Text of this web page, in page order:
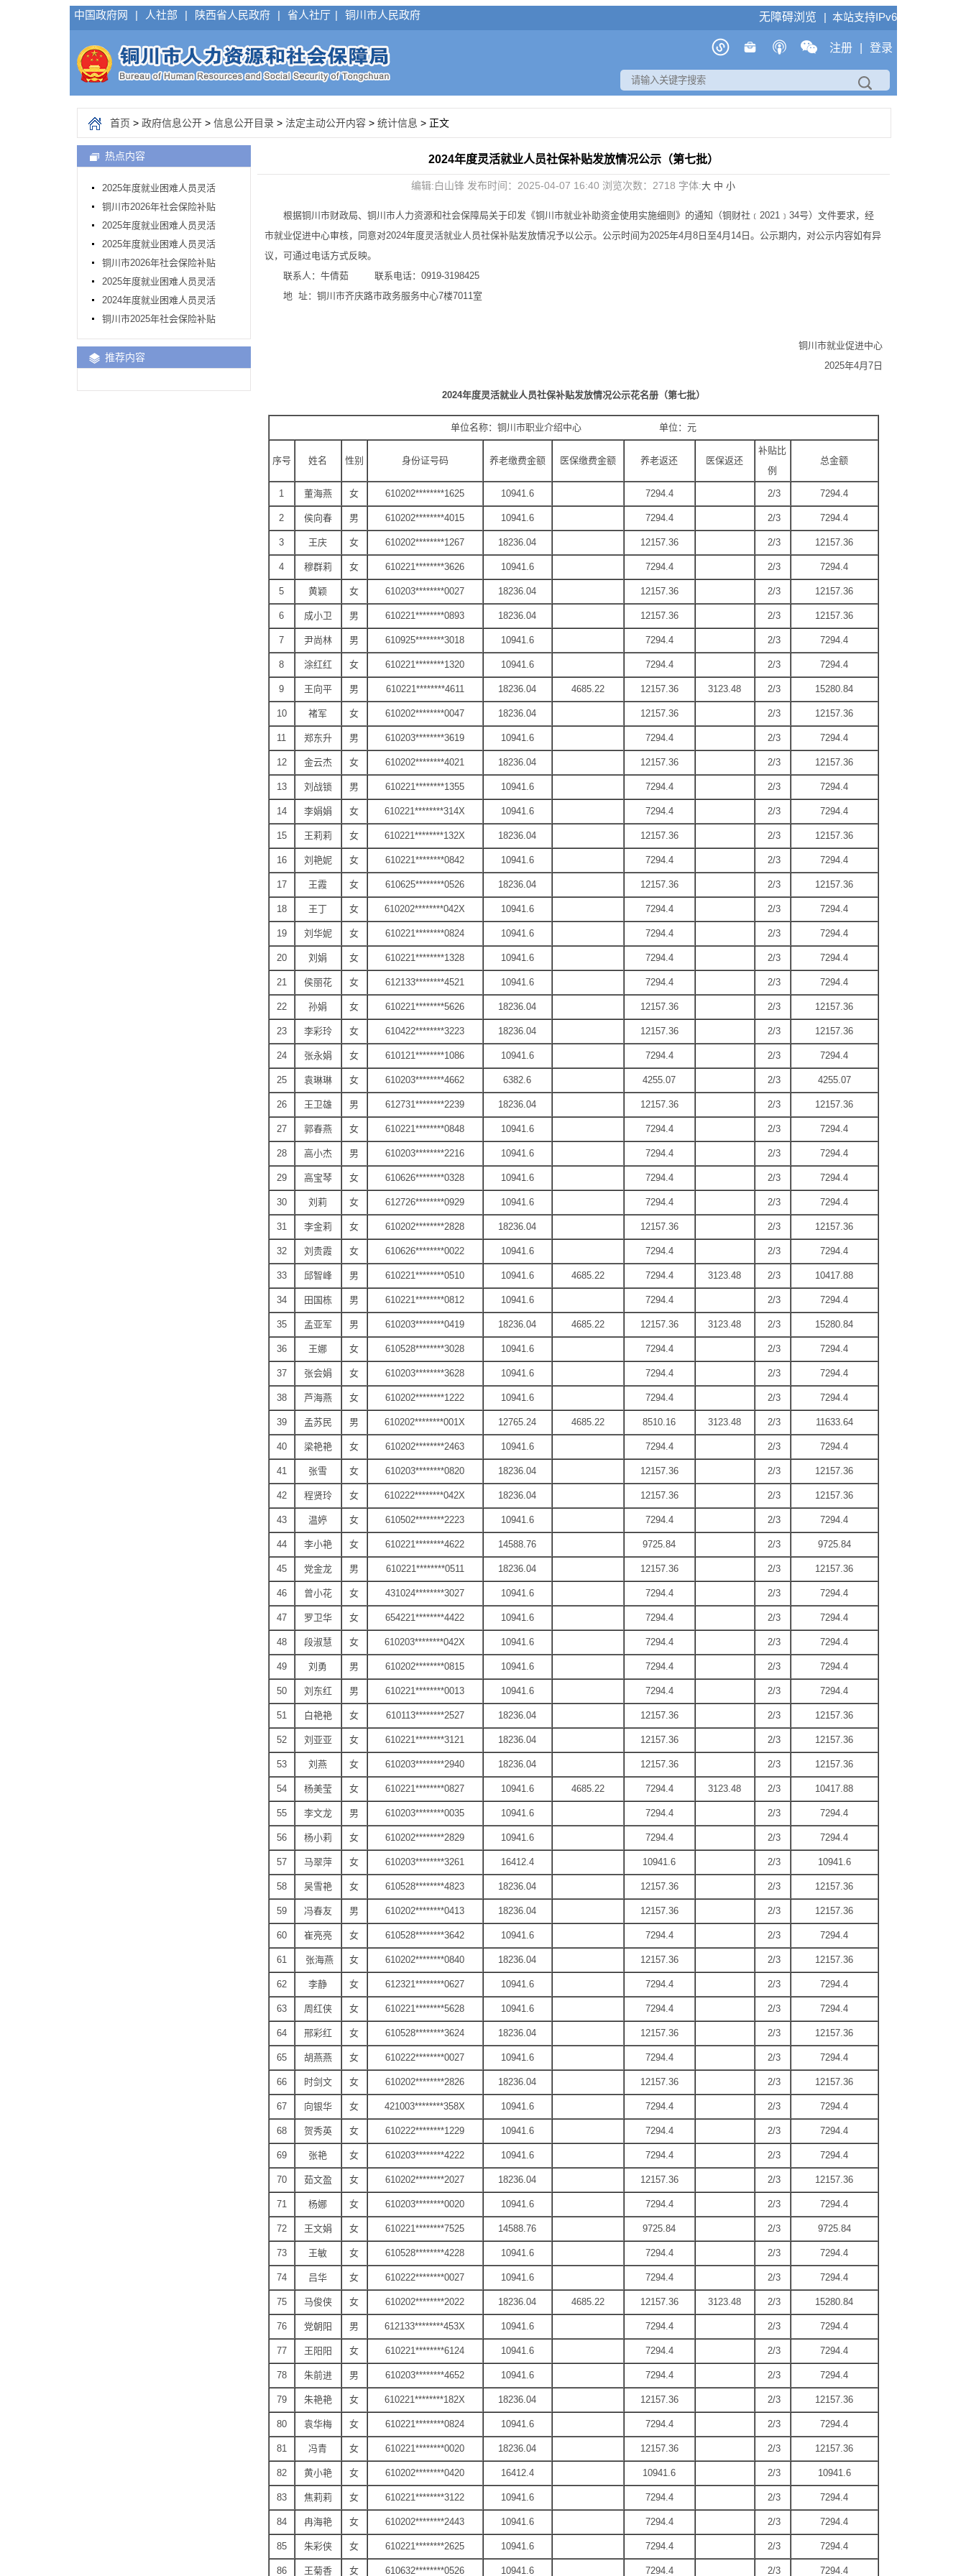
中国政府网 | 人社部 | 陕西省人民政府 | 省人社厅 | 铜川市人民政府 无障碍浏览 | 本站支持IPv6
注册 登录
首页 > 政府信息公开> 信息公开目录> 法定主动公开内容> 统计信息 > 正文
热点内容
2025年度就业困难人员灵活
铜川市2026年社会保险补贴
2025年度就业困难人员灵活
2025年度就业困难人员灵活
铜川市2026年社会保险补贴
2025年度就业困难人员灵活
2024年度就业困难人员灵活
铜川市2025年社会保险补贴
推荐内容
2024年度灵活就业人员社保补贴发放情况公示（第七批）
编辑:白山锋 发布时间：2025-04-07 16:40 浏览次数： 2718 字体:大 中 小
根据铜川市财政局、铜川市人力资源和社会保障局关于印发《铜川市就业补助资金使用实施细则》的通知（铜财社﹝2021﹞34号）文件要求，经
市就业促进中心审核，同意对2024年度灵活就业人员社保补贴发放情况予以公示。公示时间为2025年4月8日至4月14日。公示期内，对公示内容如有异
议，可通过电话方式反映。
联系人：牛倩茹 联系电话：0919-3198425
地 址：铜川市齐庆路市政务服务中心7楼7011室
铜川市就业促进中心
2025年4月7日
2024年度灵活就业人员社保补贴发放情况公示花名册（第七批）
单位名称：铜川市职业介绍中心 单位：元
序号 姓名 性别 身份证号码 养老缴费金额 医保缴费金额 养老返还 医保返还
补贴比
例
总金额
1 董海燕 女 610202********1625 10941.6 7294.4 2/3 7294.4
2 侯向春 男 610202********4015 10941.6 7294.4 2/3 7294.4
3 王庆 女 610202********1267 18236.04 12157.36 2/3 12157.36
4 穆群莉 女 610221********3626 10941.6 7294.4 2/3 7294.4
5 黄颖 女 610203********0027 18236.04 12157.36 2/3 12157.36
6 成小卫 男 610221********0893 18236.04 12157.36 2/3 12157.36
7 尹尚林 男 610925********3018 10941.6 7294.4 2/3 7294.4
8 涂红红 女 610221********1320 10941.6 7294.4 2/3 7294.4
9 王向平 男 610221********4611 18236.04 4685.22 12157.36 3123.48 2/3 15280.84
10 褚军 女 610202********0047 18236.04 12157.36 2/3 12157.36
11 郑东升 男 610203********3619 10941.6 7294.4 2/3 7294.4
12 金云杰 女 610202********4021 18236.04 12157.36 2/3 12157.36
13 刘战锁 男 610221********1355 10941.6 7294.4 2/3 7294.4
14 李娟娟 女 610221********314X 10941.6 7294.4 2/3 7294.4
15 王莉莉 女 610221********132X 18236.04 12157.36 2/3 12157.36
16 刘艳妮 女 610221********0842 10941.6 7294.4 2/3 7294.4
17 王霞 女 610625********0526 18236.04 12157.36 2/3 12157.36
18 王丁 女 610202********042X 10941.6 7294.4 2/3 7294.4
19 刘华妮 女 610221********0824 10941.6 7294.4 2/3 7294.4
20 刘娟 女 610221********1328 10941.6 7294.4 2/3 7294.4
21 侯丽花 女 612133********4521 10941.6 7294.4 2/3 7294.4
22 孙娟 女 610221********5626 18236.04 12157.36 2/3 12157.36
23 李彩玲 女 610422********3223 18236.04 12157.36 2/3 12157.36
24 张永娟 女 610121********1086 10941.6 7294.4 2/3 7294.4
25 袁琳琳 女 610203********4662 6382.6 4255.07 2/3 4255.07
26 王卫雄 男 612731********2239 18236.04 12157.36 2/3 12157.36
27 郭春燕 女 610221********0848 10941.6 7294.4 2/3 7294.4
28 高小杰 男 610203********2216 10941.6 7294.4 2/3 7294.4
29 高宝琴 女 610626********0328 10941.6 7294.4 2/3 7294.4
30 刘莉 女 612726********0929 10941.6 7294.4 2/3 7294.4
31 李金莉 女 610202********2828 18236.04 12157.36 2/3 12157.36
32 刘贵霞 女 610626********0022 10941.6 7294.4 2/3 7294.4
33 邱智峰 男 610221********0510 10941.6 4685.22 7294.4 3123.48 2/3 10417.88
34 田国栋 男 610221********0812 10941.6 7294.4 2/3 7294.4
35 孟亚军 男 610203********0419 18236.04 4685.22 12157.36 3123.48 2/3 15280.84
36 王娜 女 610528********3028 10941.6 7294.4 2/3 7294.4
37 张会娟 女 610203********3628 10941.6 7294.4 2/3 7294.4
38 芦海燕 女 610202********1222 10941.6 7294.4 2/3 7294.4
39 孟苏民 男 610202********001X 12765.24 4685.22 8510.16 3123.48 2/3 11633.64
40 梁艳艳 女 610202********2463 10941.6 7294.4 2/3 7294.4
41 张雪 女 610203********0820 18236.04 12157.36 2/3 12157.36
42 程贤玲 女 610222********042X 18236.04 12157.36 2/3 12157.36
43 温婷 女 610502********2223 10941.6 7294.4 2/3 7294.4
44 李小艳 女 610221********4622 14588.76 9725.84 2/3 9725.84
45 党金龙 男 610221********0511 18236.04 12157.36 2/3 12157.36
46 曾小花 女 431024********3027 10941.6 7294.4 2/3 7294.4
47 罗卫华 女 654221********4422 10941.6 7294.4 2/3 7294.4
48 段淑慧 女 610203********042X 10941.6 7294.4 2/3 7294.4
49 刘勇 男 610202********0815 10941.6 7294.4 2/3 7294.4
50 刘东红 男 610221********0013 10941.6 7294.4 2/3 7294.4
51 白艳艳 女 610113********2527 18236.04 12157.36 2/3 12157.36
52 刘亚亚 女 610221********3121 18236.04 12157.36 2/3 12157.36
53 刘燕 女 610203********2940 18236.04 12157.36 2/3 12157.36
54 杨美莹 女 610221********0827 10941.6 4685.22 7294.4 3123.48 2/3 10417.88
55 李文龙 男 610203********0035 10941.6 7294.4 2/3 7294.4
56 杨小莉 女 610202********2829 10941.6 7294.4 2/3 7294.4
57 马翠萍 女 610203********3261 16412.4 10941.6 2/3 10941.6
58 吴雪艳 女 610528********4823 18236.04 12157.36 2/3 12157.36
59 冯春友 男 610202********0413 18236.04 12157.36 2/3 12157.36
60 崔亮亮 女 610528********3642 10941.6 7294.4 2/3 7294.4
61 张海燕 女 610202********0840 18236.04 12157.36 2/3 12157.36
62 李静 女 612321********0627 10941.6 7294.4 2/3 7294.4
63 周红侠 女 610221********5628 10941.6 7294.4 2/3 7294.4
64 邢彩红 女 610528********3624 18236.04 12157.36 2/3 12157.36
65 胡燕燕 女 610222********0027 10941.6 7294.4 2/3 7294.4
66 时剑文 女 610202********2826 18236.04 12157.36 2/3 12157.36
67 向银华 女 421003********358X 10941.6 7294.4 2/3 7294.4
68 贺秀英 女 610222********1229 10941.6 7294.4 2/3 7294.4
69 张艳 女 610203********4222 10941.6 7294.4 2/3 7294.4
70 茹文盈 女 610202********2027 18236.04 12157.36 2/3 12157.36
71 杨娜 女 610203********0020 10941.6 7294.4 2/3 7294.4
72 王文娟 女 610221********7525 14588.76 9725.84 2/3 9725.84
73 王敏 女 610528********4228 10941.6 7294.4 2/3 7294.4
74 吕华 女 610222********0027 10941.6 7294.4 2/3 7294.4
75 马俊侠 女 610202********2022 18236.04 4685.22 12157.36 3123.48 2/3 15280.84
76 党朝阳 男 612133********453X 10941.6 7294.4 2/3 7294.4
77 王阳阳 女 610221********6124 10941.6 7294.4 2/3 7294.4
78 朱前进 男 610203********4652 10941.6 7294.4 2/3 7294.4
79 朱艳艳 女 610221********182X 18236.04 12157.36 2/3 12157.36
80 袁华梅 女 610221********0824 10941.6 7294.4 2/3 7294.4
81 冯青 女 610221********0020 18236.04 12157.36 2/3 12157.36
82 黄小艳 女 610202********0420 16412.4 10941.6 2/3 10941.6
83 焦莉莉 女 610221********3122 10941.6 7294.4 2/3 7294.4
84 冉海艳 女 610202********2443 10941.6 7294.4 2/3 7294.4
85 朱彩侠 女 610221********2625 10941.6 7294.4 2/3 7294.4
86 王菊香 女 610632********0526 10941.6 7294.4 2/3 7294.4